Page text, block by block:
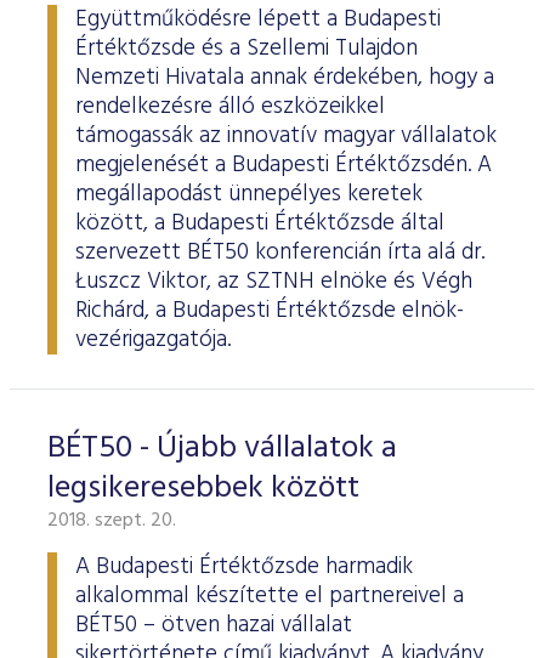
Együttműködésre lépett a Budapesti
Értéktőzsde és a Szellemi Tulajdon
Nemzeti Hivatala annak érdekében, hogy a
rendelkezésre álló eszközeikkel
támogassák az innovatív magyar vállalatok
megjelenését a Budapesti Értéktőzsdén. A
megállapodást ünnepélyes keretek
között, a Budapesti Értéktőzsde által
szervezett BÉT50 konferencián írta alá dr.
Łuszcz Viktor, az SZTNH elnöke és Végh
Richárd, a Budapesti Értéktőzsde elnök-
vezérigazgatója.
BÉT50 - Újabb vállalatok a
legsikeresebbek között
2018. szept. 20.
A Budapesti Értéktőzsde harmadik
alkalommal készítette el partnereivel a
BÉT50 – ötven hazai vállalat